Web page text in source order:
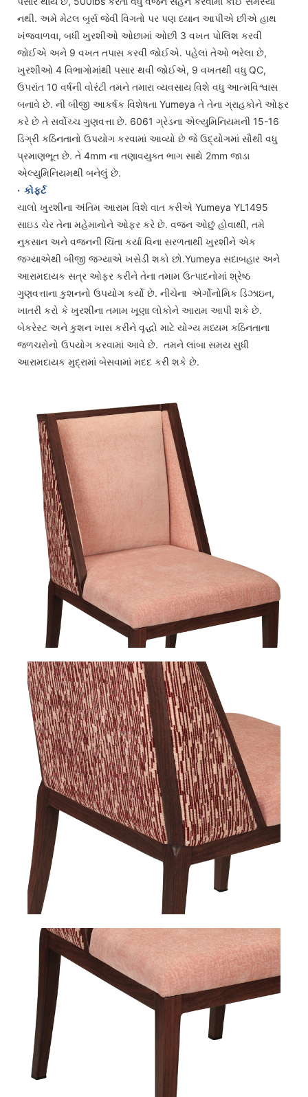
નથી. અમે મેટલ બર્ર્સ જેવી વિગતો પર પણ ધ્યાન આપીએ છીએ હાથ
ખંજવાળવા, બધી ખુરશીઓ ઓછામાં ઓછી 3 વખત પોલિશ કરવી
જોઈએ અને 9 વખત તપાસ કરવી જોઈએ. પહેલાં તેઓ ભરેલા છે,
ખુરશીઓ 4 વિભાગોમાંથી પસાર થવી જોઈએ, 9 વખતથી વધુ QC,
ઉપરાંત 10 વર્ષની વોરંટી તમને તમારા વ્યવસાય વિશે વધુ આત્મવિશ્વાસ
બનાવે છે. ની બીજી આકર્ષક વિશેષતા Yumeya તે તેના ગ્રાહકોને ઓફર
કરે છે તે સર્વોચ્ચ ગુણવત્તા છે. 6061 ગ્રેડના એલ્યુમિનિયમની 15-16
ડિગ્રી કઠિનતાનો ઉપયોગ કરવામાં આવ્યો છે જે ઉદ્યોગમાં સૌથી વધુ
પ્રમાણભૂત છે. તે 4mm ના તણાવયુક્ત ભાગ સાથે 2mm જાડા
એલ્યુમિનિયમથી બનેલું છે.
· કોફર્ટ
ચાલો ખુરશીના અંતિમ આરામ વિશે વાત કરીએ Yumeya YL1495
સાઇડ ચેર તેના મહેમાનોને ઓફર કરે છે. વજન ઓછું હોવાથી, તમે
નુકસાન અને વજનની ચિંતા કર્યા વિના સરળતાથી ખુરશીને એક
જગ્યાએથી બીજી જગ્યાએ ખસેડી શકો છો.Yumeya સદાબહાર અને
આરામદાયક સત્ર ઓફર કરીને તેના તમામ ઉત્પાદનોમાં શ્રેષ્ઠ
ગુણવત્તાના કુશનનો ઉપયોગ કર્યો છે. નીચેના એર્ગોનોમિક ડિઝાઇન,
ખાતરી કરો કે ખુરશીના તમામ ખૂણા લોકોને આરામ આપી શકે છે.
બેકરેસ્ટ અને કુશન ખાસ કરીને વૃદ્ધો માટે યોગ્ય મધ્યમ કઠિનતાના
જળચરોનો ઉપયોગ કરવામાં આવે છે. તમને લાંબા સમય સુધી
આરામદાયક મુદ્રામાં બેસવામાં મદદ કરી શકે છે.